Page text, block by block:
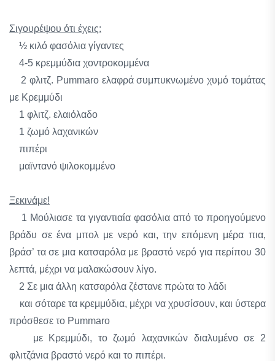
Σιγουρέψου ότι έχεις:
½ κιλό φασόλια γίγαντες
4-5 κρεμμύδια χοντροκομμένα
2 φλιτζ. Pummaro ελαφρά συμπυκνωμένο χυμό τομάτας
με Κρεμμύδι
1 φλιτζ. ελαιόλαδο
1 ζωμό λαχανικών
πιπέρι
μαϊντανό ψιλοκομμένο
Ξεκινάμε!
1 Μούλιασε τα γιγαντιαία φασόλια από το προηγούμενο
βράδυ σε ένα μπολ με νερό και, την επόμενη μέρα πια,
βράσ’ τα σε μια κατσαρόλα με βραστό νερό για περίπου 30
λεπτά, μέχρι να μαλακώσουν λίγο.
2 Σε μια άλλη κατσαρόλα ζέστανε πρώτα το λάδι
και σόταρε τα κρεμμύδια, μέχρι να χρυσίσουν, και ύστερα
πρόσθεσε το Pummaro
με Κρεμμύδι, το ζωμό λαχανικών διαλυμένο σε 2
φλιτζάνια βραστό νερό και το πιπέρι.